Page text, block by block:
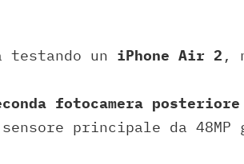
testando un iPhone Air 2 ,
fotocamera posteriore
principale da 48MP